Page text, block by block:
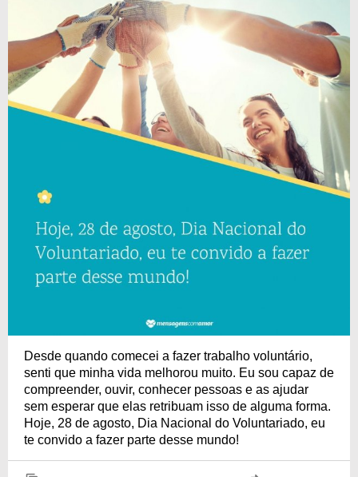
Desde quando comecei a fazer trabalho voluntário,
senti que minha vida melhorou muito. Eu sou capaz de
compreender, ouvir, conhecer pessoas e as ajudar
sem esperar que elas retribuam isso de alguma forma.
Hoje, 28 de agosto, Dia Nacional do Voluntariado, eu
te convido a fazer parte desse mundo!